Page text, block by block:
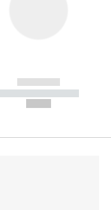
------------
-----------